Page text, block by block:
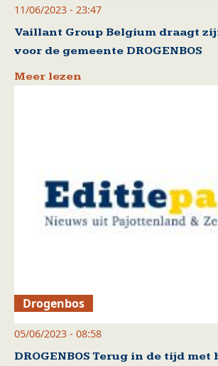
11/06/2023 - 23:47
Vaillant Group Belgium draagt
voor de gemeente DROGENBOS
Meer lezen
Drogenbos
05/06/2023 - 08:58
DROGENBOS Terug in de tijd